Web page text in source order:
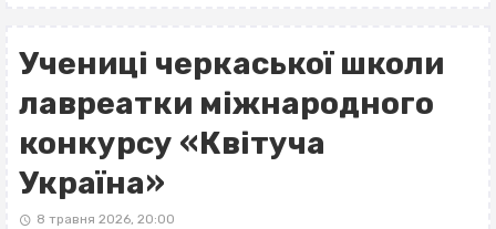
Учениці черкаської школи
лавреатки міжнародного
конкурсу «Квітуча
Україна»
8 травня 2026, 20:00